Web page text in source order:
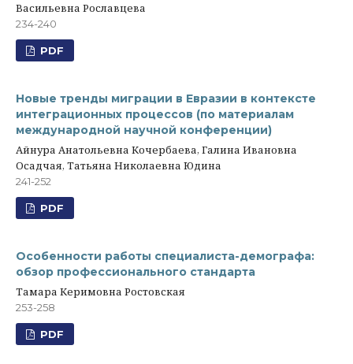
Васильевна Рославцева
234-240
PDF
Новые тренды миграции в Евразии в контексте
интеграционных процессов (по материалам
международной научной конференции)
Айнура Анатольевна Кочербаева, Галина Ивановна
Осадчая, Татьяна Николаевна Юдина
241-252
PDF
Особенности работы специалиста-демографа:
обзор профессионального стандарта
Тамара Керимовна Ростовская
253-258
PDF